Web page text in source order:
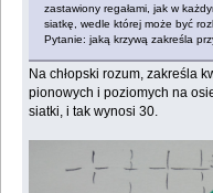
zastawiony regałami, jak w
siatkę, wedle której może być
Pytanie: jaką krzywą zakreśla
Na chłopski rozum, zakreśla
pionowych i poziomych na
siatki, i tak wynosi 30.